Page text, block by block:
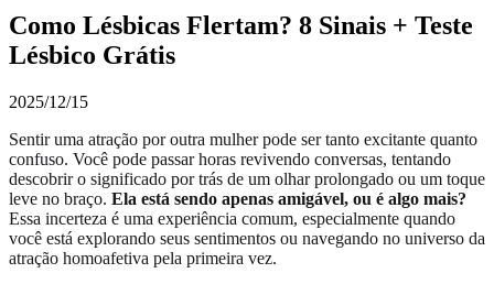
Como Lésbicas Flertam? 8 Sinais + Teste
Lésbico Grátis
2025/12/15
Sentir uma atração por outra mulher pode ser tanto excitante quanto
confuso. Você pode passar horas revivendo conversas, tentando
descobrir o significado por trás de um olhar prolongado ou um toque
leve no braço. Ela está sendo apenas amigável, ou é algo mais?
Essa incerteza é uma experiência comum, especialmente quando
você está explorando seus sentimentos ou navegando no universo da
atração homoafetiva pela primeira vez.